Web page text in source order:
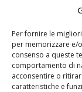
Per fornire le
per memorizzare e/
consenso a queste
comportamento di
acconsentire o
caratteristiche e